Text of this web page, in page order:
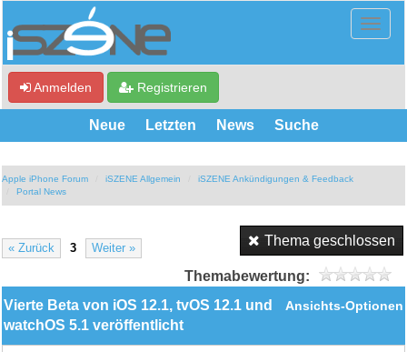
Anmelden Registrieren
Neue Letzten News Suche
Apple iPhone Forum iSZENE Allgemein
iSZENE Ankündigungen & Feedback
Portal News
« Zurück 3 Weiter » Thema geschlossen
Themabewertung:
Ansichts-Optionen
Vierte Beta von iOS 12.1, tvOS 12.1 und
watchOS 5.1 veröffentlicht